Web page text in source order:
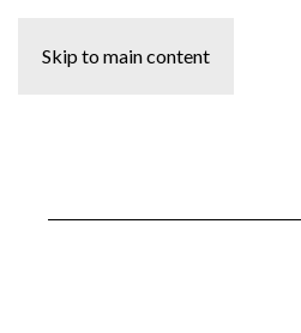
Skip to main content